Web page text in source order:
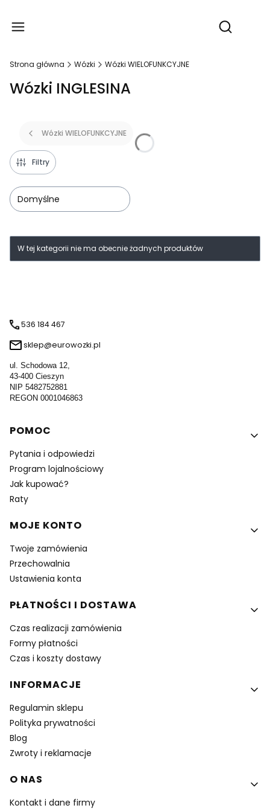
Otwórz
Strona główna Wózki Wózki WIELOFUNKCYJNE
Wózki INGLESINA
Wózki WIELOFUNKCYJNE
Filtry
Domyślne
Lista produktów
W tej kategorii nie ma obecnie żadnych produktów
536 184 467
sklep@eurowozki.pl
ul. Schodowa 12,
43-400 Cieszyn
NIP 5482752881
REGON 0001046863
Linki w stopce
POMOC
Pytania i odpowiedzi
Program lojalnościowy
Jak kupować?
Raty
MOJE KONTO
Twoje zamówienia
Przechowalnia
Ustawienia konta
PŁATNOŚCI I DOSTAWA
Czas realizacji zamówienia
Formy płatności
Czas i koszty dostawy
INFORMACJE
Regulamin sklepu
Polityka prywatności
Blog
Zwroty i reklamacje
O NAS
Kontakt i dane firmy